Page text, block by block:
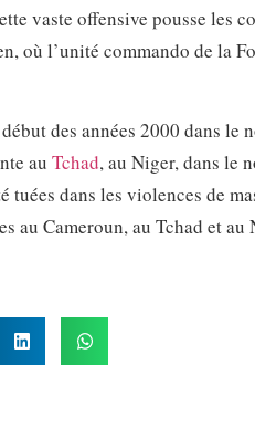
vaste offensive pousse les
où l’unité commando de la
des années 2000 dans
au Tchad, au Niger, dans le
tuées dans les violences de
au Cameroun, au Tchad et